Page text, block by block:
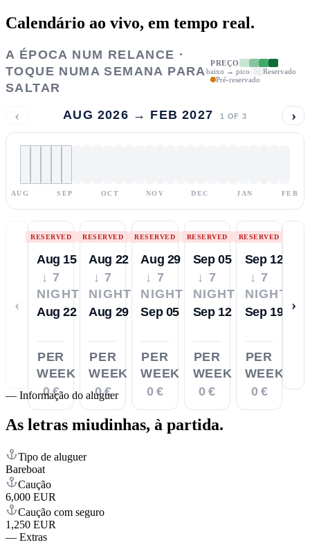
Calendário ao vivo, em tempo real.
A ÉPOCA NUM RELANCE ·
TOQUE NUMA SEMANA PARA
SALTAR
PREÇO
baixo → pico
Reservado
Pré-reservado
‹ AUG 2026 → FEB 2027 1 OF 3 ›
AUG SEP OCT NOV DEC JAN FEB
‹
RESERVED
Aug 15
↓ 7
NIGHTS
Aug 22
PER
WEEK
0 €
RESERVED
Aug 22
↓ 7
NIGHTS
Aug 29
PER
WEEK
0 €
RESERVED
Aug 29
↓ 7
NIGHTS
Sep 05
PER
WEEK
0 €
RESERVED
Sep 05
↓ 7
NIGHTS
Sep 12
PER
WEEK
0 €
RESERVED
Sep 12
↓ 7
NIGHTS
Sep 19
PER
WEEK
0 €
›
— Informação do aluguer
As letras miudinhas, à partida.
Tipo de aluguer
Bareboat
Caução
6,000 EUR
Caução com seguro
1,250 EUR
— Extras